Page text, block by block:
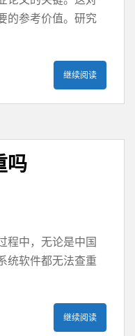
的参考价值。研究
继续阅读
吗
程中，无论是中国
统软件都无法查重
继续阅读